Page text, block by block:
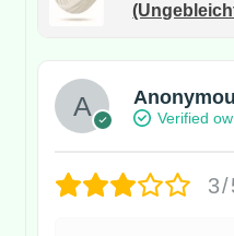
Verified
3/